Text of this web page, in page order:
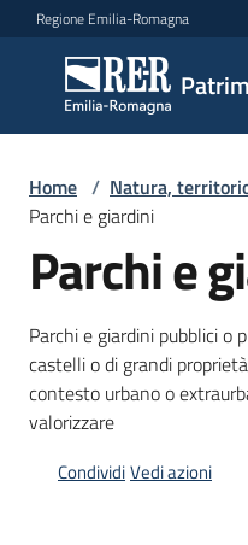
Vai al contenuto
Vai alla navigazione
Vai al footer
Regione Emilia-Romagna
Patrimonio
culturale
Argomenti
Servizi
Leggi
Home / Natura,
Parchi e giardini
Parchi e
Parchi e giardini pubblici o
castelli o di grandi
contesto urbano o
valorizzare
CondividiVedi azioni